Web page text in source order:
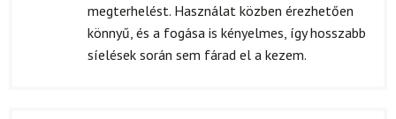
megterhelést. Használat közben érezhetően
könnyű, és a fogása is kényelmes, így hosszabb
síelések során sem fárad el a kezem.